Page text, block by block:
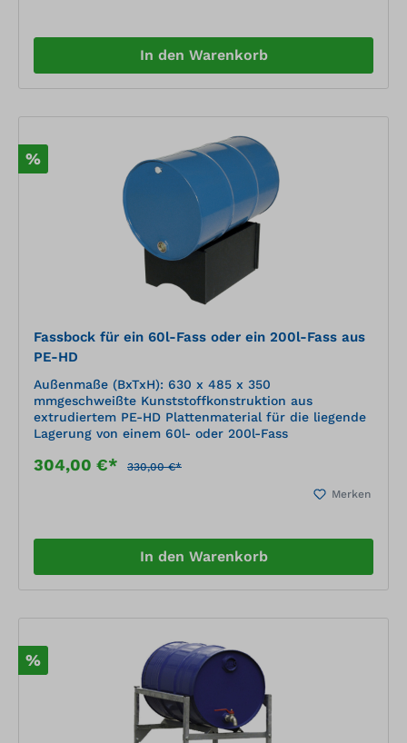
In den Warenkorb
%
Fassbock für ein 60l-Fass oder ein 200l-Fass aus
PE-HD
Außenmaße (BxTxH): 630 x 485 x 350
mmgeschweißte Kunststoffkonstruktion aus
extrudiertem PE-HD Plattenmaterial für die liegende
Lagerung von einem 60l- oder 200l-Fass
304,00 €* 330,00 €*
Merken
In den Warenkorb
%